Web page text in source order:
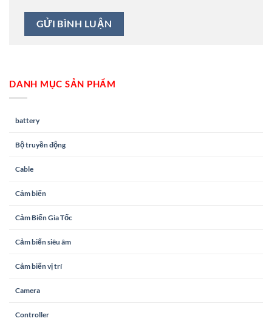
DANH MỤC SẢN PHẨM
battery
Bộ truyền động
Cable
Cảm biến
Cảm Biến Gia Tốc
Cảm biến siêu âm
Cảm biến vị trí
Camera
Controller